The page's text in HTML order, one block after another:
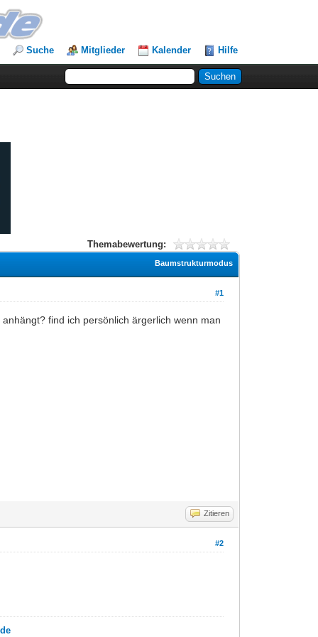
Suche Mitglieder Kalender Hilfe
Themabewertung:
Baumstrukturmodus
#1
find ich persönlich ärgerlich wenn man
Zitieren
#2